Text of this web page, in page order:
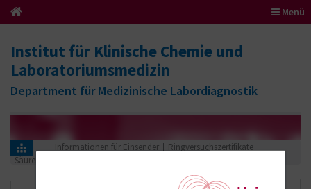
Menü
Institut für Klinische Chemie und
Laboratoriumsmedizin
Department für Medizinische Labordiagnostik
Informationen für Einsender
Ringversuchszertifikate
Säuren-Basen-Status